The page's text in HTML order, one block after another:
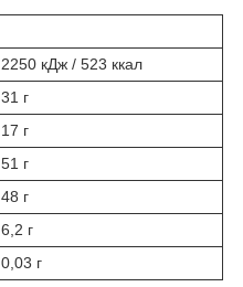
2250 кДж / 523 ккал
31 г
17 г
51 г
48 г
6,2 г
0,03 г